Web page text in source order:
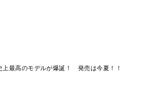
上最高のモデルが爆誕！ 発売は今夏！！